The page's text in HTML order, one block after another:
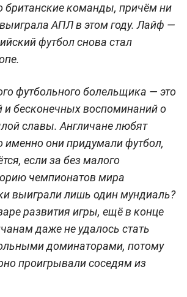
британские команды, причём ни
АПЛ в этом году. Лайф —
футбол снова стал
футбольного болельщика — это
и бесконечных воспоминаний о
славы. Англичане любят
именно они придумали футбол,
если за без малого
чемпионатов мира
выиграли лишь один мундиаль?
развития игры, ещё в конце
даже не удалось стать
доминаторами, потому
проигрывали соседям из